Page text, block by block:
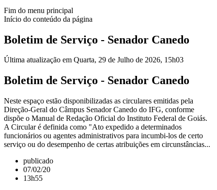
Fim do menu principal
Início do conteúdo da página
Boletim de Serviço - Senador Canedo
Última atualização em Quarta, 29 de Julho de 2026, 15h03
Boletim de Serviço - Senador Canedo
Neste espaço estão disponibilizadas as circulares emitidas pela
Direção-Geral do Câmpus Senador Canedo do IFG, conforme
dispõe o Manual de Redação Oficial do Instituto Federal de Goiás.
A Circular é definida como "Ato expedido a determinados
funcionários ou agentes administrativos para incumbi-los de certo
serviço ou do desempenho de certas atribuições em circunstâncias...
publicado
07/02/20
13h55